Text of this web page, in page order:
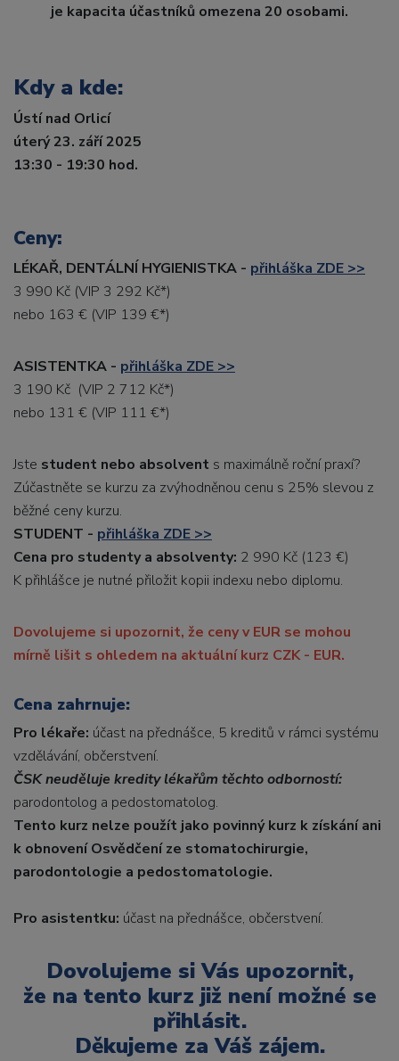
je kapacita účastníků omezena 20 osobami.
Kdy a kde:
Ústí nad Orlicí
úterý 23. září 2025
13:30 - 19:30 hod.
Ceny:
LÉKAŘ, DENTÁLNÍ HYGIENISTKA - přihláška ZDE >>
3 990 Kč (VIP 3 292 Kč*)
nebo 163 € (VIP 139 €*)
ASISTENTKA - přihláška ZDE >>
3 190 Kč (VIP 2 712 Kč*)
nebo 131 € (VIP 111 €*)
Jste student nebo absolvent s maximálně roční praxí?
Zúčastněte se kurzu za zvýhodněnou cenu s 25% slevou z
běžné ceny kurzu.
STUDENT - přihláška ZDE >>
Cena pro studenty a absolventy: 2 990 Kč (123 €)
K přihlášce je nutné přiložit kopii indexu nebo diplomu.
Dovolujeme si upozornit, že ceny v EUR se mohou
mírně lišit s ohledem na aktuální kurz CZK - EUR.
Cena zahrnuje:
Pro lékaře: účast na přednášce, 5 kreditů v rámci systému
vzdělávání, občerstvení.
ČSK neuděluje kredity lékařům těchto odborností:
parodontolog a pedostomatolog.
Tento kurz nelze použít jako povinný kurz k získání ani
k obnovení Osvědčení ze stomatochirurgie,
parodontologie a pedostomatologie.
Pro asistentku: účast na přednášce, občerstvení.
Dovolujeme si Vás upozornit,
že na tento kurz již není možné se
přihlásit.
Děkujeme za Váš zájem.